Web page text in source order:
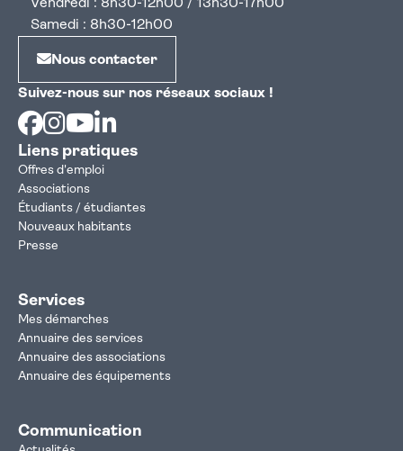
Vendredi : 8h30-12h00 / 13h30-17h00
Samedi : 8h30-12h00
Nous contacter
Suivez-nous sur nos réseaux sociaux !
Facebook
Instagram
Youtube
Liens pratiques
Offres d'emploi
Associations
Étudiants / étudiantes
Nouveaux habitants
Presse
Services
Mes démarches
Annuaire des services
Annuaire des associations
Annuaire des équipements
Communication